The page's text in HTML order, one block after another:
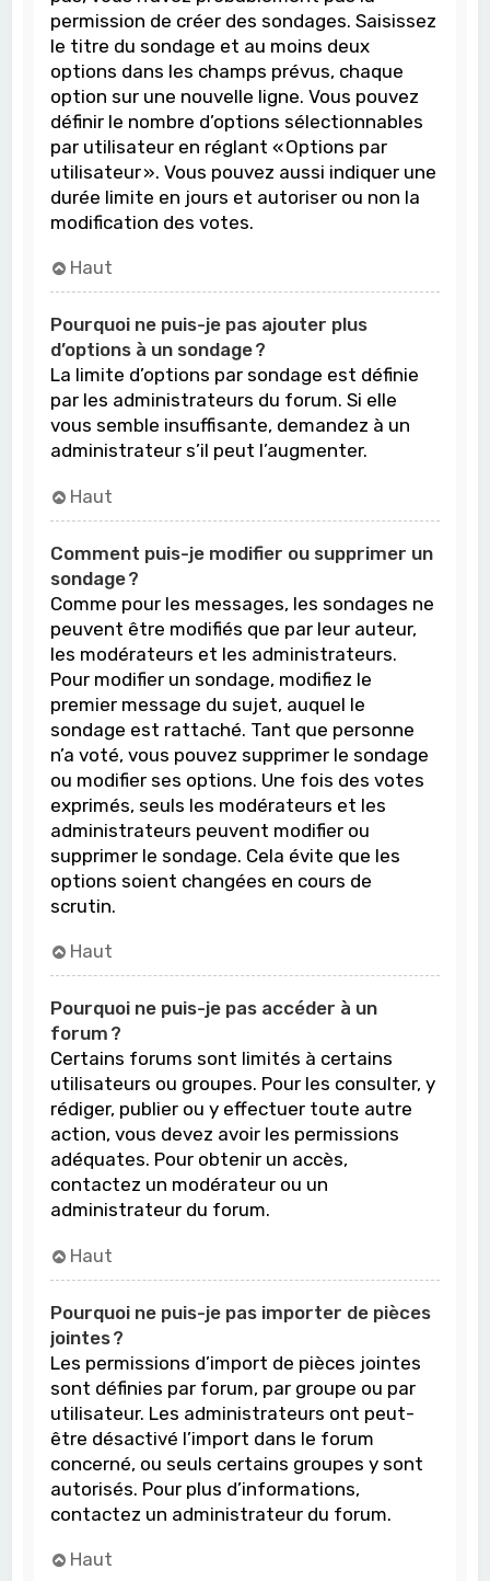
permission de créer des sondages. Saisissez
le titre du sondage et au moins deux
options dans les champs prévus, chaque
option sur une nouvelle ligne. Vous pouvez
définir le nombre d’options sélectionnables
par utilisateur en réglant « Options par
utilisateur ». Vous pouvez aussi indiquer une
durée limite en jours et autoriser ou non la
modification des votes.
Haut
Pourquoi ne puis-je pas ajouter plus
d’options à un sondage ?
La limite d’options par sondage est définie
par les administrateurs du forum. Si elle
vous semble insuffisante, demandez à un
administrateur s’il peut l’augmenter.
Haut
Comment puis-je modifier ou supprimer un
sondage ?
Comme pour les messages, les sondages ne
peuvent être modifiés que par leur auteur,
les modérateurs et les administrateurs.
Pour modifier un sondage, modifiez le
premier message du sujet, auquel le
sondage est rattaché. Tant que personne
n’a voté, vous pouvez supprimer le sondage
ou modifier ses options. Une fois des votes
exprimés, seuls les modérateurs et les
administrateurs peuvent modifier ou
supprimer le sondage. Cela évite que les
options soient changées en cours de
scrutin.
Haut
Pourquoi ne puis-je pas accéder à un
forum ?
Certains forums sont limités à certains
utilisateurs ou groupes. Pour les consulter, y
rédiger, publier ou y effectuer toute autre
action, vous devez avoir les permissions
adéquates. Pour obtenir un accès,
contactez un modérateur ou un
administrateur du forum.
Haut
Pourquoi ne puis-je pas importer de pièces
jointes ?
Les permissions d’import de pièces jointes
sont définies par forum, par groupe ou par
utilisateur. Les administrateurs ont peut-
être désactivé l’import dans le forum
concerné, ou seuls certains groupes y sont
autorisés. Pour plus d’informations,
contactez un administrateur du forum.
Haut